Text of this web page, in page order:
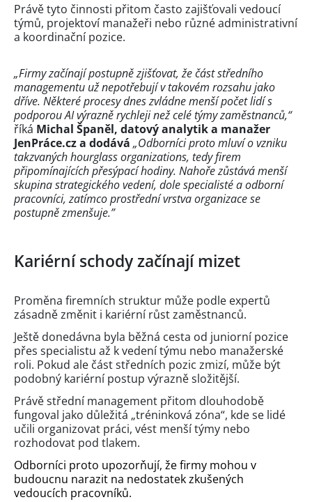
Právě tyto činnosti přitom často zajišťovali vedoucí
týmů, projektoví manažeři nebo různé administrativní
a koordinační pozice.
„Firmy začínají postupně zjišťovat, že část středního
managementu už nepotřebují v takovém rozsahu jako
dříve. Některé procesy dnes zvládne menší počet lidí s
podporou AI výrazně rychleji než celé týmy zaměstnanců,“
říká Michal Španěl, datový analytik a manažer
JenPráce.cz a dodává „Odborníci proto mluví o vzniku
takzvaných hourglass organizations, tedy firem
připomínajících přesýpací hodiny. Nahoře zůstává menší
skupina strategického vedení, dole specialisté a odborní
pracovníci, zatímco prostřední vrstva organizace se
postupně zmenšuje.”
Kariérní schody začínají mizet
Proměna firemních struktur může podle expertů
zásadně změnit i kariérní růst zaměstnanců.
Ještě donedávna byla běžná cesta od juniorní pozice
přes specialistu až k vedení týmu nebo manažerské
roli. Pokud ale část středních pozic zmizí, může být
podobný kariérní postup výrazně složitější.
Právě střední management přitom dlouhodobě
fungoval jako důležitá „tréninková zóna“, kde se lidé
učili organizovat práci, vést menší týmy nebo
rozhodovat pod tlakem.
Odborníci proto upozorňují, že firmy mohou v
budoucnu narazit na nedostatek zkušených
vedoucích pracovníků.